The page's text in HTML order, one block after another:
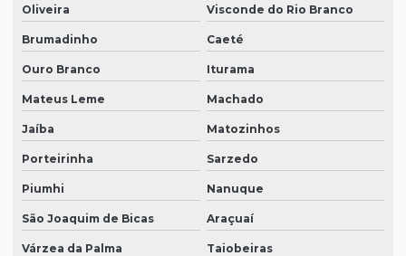
Oliveira Visconde do Rio Branco
Brumadinho Caeté
Ouro Branco Iturama
Mateus Leme Machado
Jaíba Matozinhos
Porteirinha Sarzedo
Piumhi Nanuque
São Joaquim de Bicas Araçuaí
Várzea da Palma Taiobeiras